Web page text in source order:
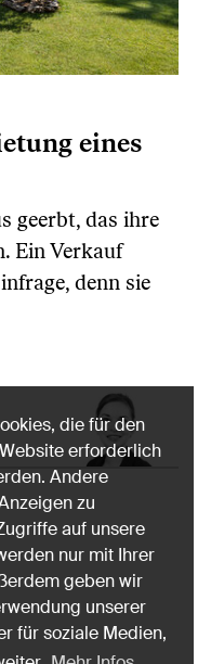
eines
geerbt, das ihre
Ein Verkauf
denn sie
die für den
erforderlich
Andere
zu
auf unsere
nur mit Ihrer
geben wir
unserer
für soziale Medien,